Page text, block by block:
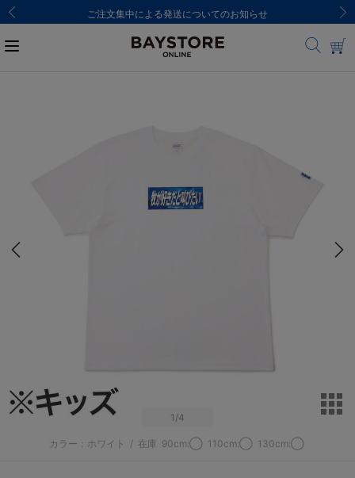
ご注文集中による発送についてのお知らせ
1 /4
カラー：ホワイト / 在庫 90cm:◯ 110cm:◯ 130cm:◯